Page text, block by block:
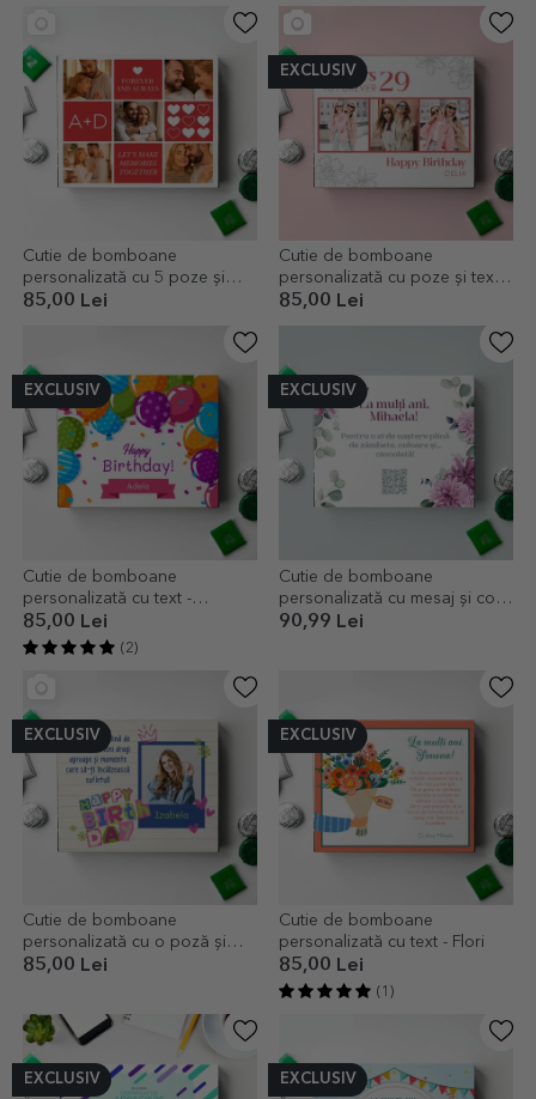
Cutie de bomboane
personalizată cu 5 poze și
mesaj - Love
85,00 Lei
EXCLUSIV
Cutie de bomboane
personalizată cu poze și text -
Cheers
85,00 Lei
EXCLUSIV
Cutie de bomboane
personalizată cu text -
Baloane
85,00 Lei
(2)
EXCLUSIV
Cutie de bomboane
personalizată cu mesaj și cod
QR - Flori
90,99 Lei
EXCLUSIV
Cutie de bomboane
personalizată cu o poză și
mesaj - Happy Birthday!
85,00 Lei
EXCLUSIV
Cutie de bomboane
personalizată cu text - Flori
85,00 Lei
(1)
EXCLUSIV EXCLUSIV